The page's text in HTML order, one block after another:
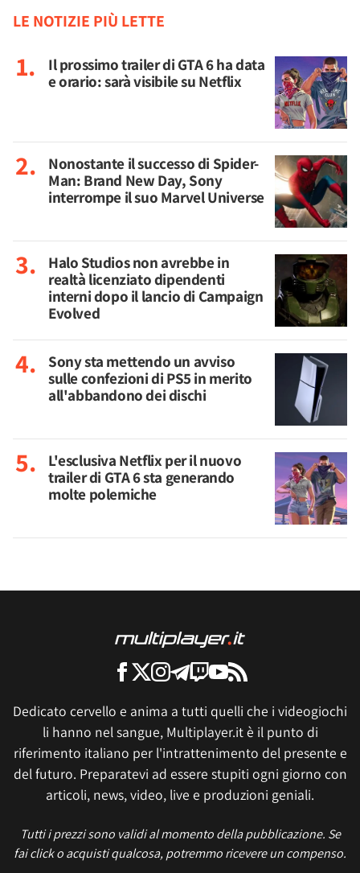
LE NOTIZIE PIÙ LETTE
Il prossimo trailer di GTA 6 ha data
e orario: sarà visibile su Netflix
Nonostante il successo di Spider-
Man: Brand New Day, Sony
interrompe il suo Marvel Universe
Halo Studios non avrebbe in
realtà licenziato dipendenti
interni dopo il lancio di Campaign
Evolved
Sony sta mettendo un avviso
sulle confezioni di PS5 in merito
all'abbandono dei dischi
L'esclusiva Netflix per il nuovo
trailer di GTA 6 sta generando
molte polemiche
Dedicato cervello e anima a tutti quelli che i videogiochi
li hanno nel sangue, Multiplayer.it è il punto di
riferimento italiano per l'intrattenimento del presente e
del futuro. Preparatevi ad essere stupiti ogni giorno con
articoli, news, video, live e produzioni geniali.
Tutti i prezzi sono validi al momento della pubblicazione. Se
fai click o acquisti qualcosa, potremmo ricevere un compenso.